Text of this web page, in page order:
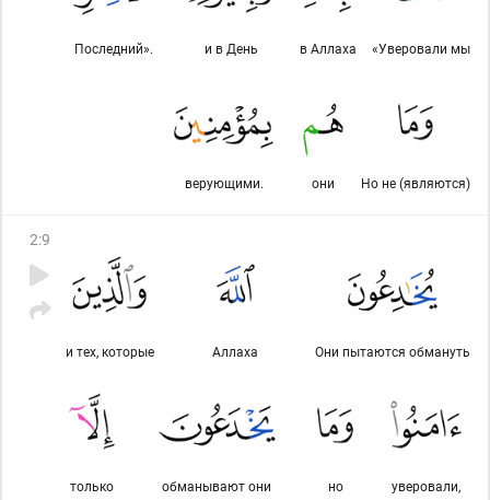
«Уверовали мы
в Аллаха
и в День
Последний».
Но не (являются)
они
верующими.
2:9
Они пытаются обмануть
Аллаха
и тех, которые
уверовали,
но
обманывают они
только